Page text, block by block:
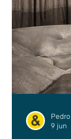
9 jun